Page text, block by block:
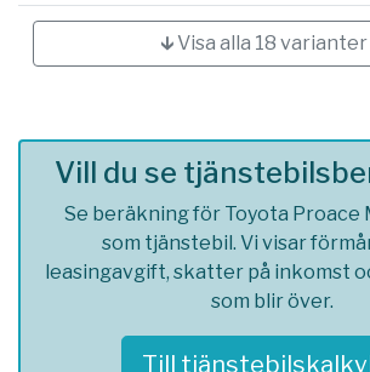
🡳 Visa alla 18
Vill du se
Se beräkning för Toyota Proace
som tjänstebil. Vi visar
leasingavgift, skatter på inkomst
som blir över.
Till